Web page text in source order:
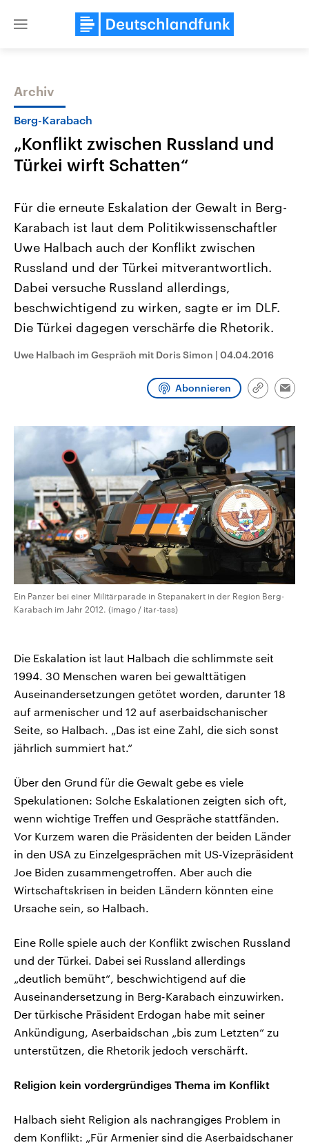
Close
Themen
Landtagswahl Sachsen-Anhalt
2026
Alle Informationen
Sachsen-Anhalt wählt am 6.
September 2026 einen neuen
Landtag. Seit 2021 wird das
Bundesland von einer Koalition aus
CDU, SPD und FDP regiert.-
Umfragen, Prognosen,
und Hintergründe zu den Parteien
und Kandidaten der anstehenden
USA
Aktuelle Beiträge,
Hintergründe
Wirtschaftlich und
gehören die Vereinigten
den mächtigsten Ländern
mit großem Einfluss auf
aktuelle Weltgeschehen.
Sendungen Programm Podcasts
Archiv
Berg-Karabach
„Konflikt zwischen Russland und
Türkei wirft Schatten“
Für die erneute Eskalation der Gewalt in Berg-
Karabach ist laut dem Politikwissenschaftler
Uwe Halbach auch der Konflikt zwischen
Russland und der Türkei mitverantwortlich.
Dabei versuche Russland allerdings,
beschwichtigend zu wirken, sagte er im DLF.
Die Türkei dagegen verschärfe die Rhetorik.
Uwe Halbach im Gespräch mit Doris Simon | 04.04.2016
Abonnieren
Link
Ein Panzer bei einer Militärparade in Stepanakert in der Region Berg-
Karabach im Jahr 2012. (imago / itar-tass)
Die Eskalation ist laut Halbach die schlimmste seit
1994. 30 Menschen waren bei gewalttätigen
Auseinandersetzungen getötet worden, darunter 18
auf armenischer und 12 auf aserbaidschanischer
Seite, so Halbach. „Das ist eine Zahl, die sich sonst
jährlich summiert hat.“
Über den Grund für die Gewalt gebe es viele
Spekulationen: Solche Eskalationen zeigten sich oft,
wenn wichtige Treffen und Gespräche stattfänden.
Vor Kurzem waren die Präsidenten der beiden Länder
in den USA zu Einzelgesprächen mit US-Vizepräsident
Joe Biden zusammengetroffen. Aber auch die
Wirtschaftskrisen in beiden Ländern könnten eine
Ursache sein, so Halbach.
Eine Rolle spiele auch der Konflikt zwischen Russland
und der Türkei. Dabei sei Russland allerdings
„deutlich bemüht“, beschwichtigend auf die
Auseinandersetzung in Berg-Karabach einzuwirken.
Der türkische Präsident Erdogan habe mit seiner
Ankündigung, Aserbaidschan „bis zum Letzten“ zu
unterstützen, die Rhetorik jedoch verschärft.
Religion kein vordergründiges Thema im Konflikt
Halbach sieht Religion als nachrangiges Problem in
dem Konflikt: „Für Armenier sind die Aserbaidschaner